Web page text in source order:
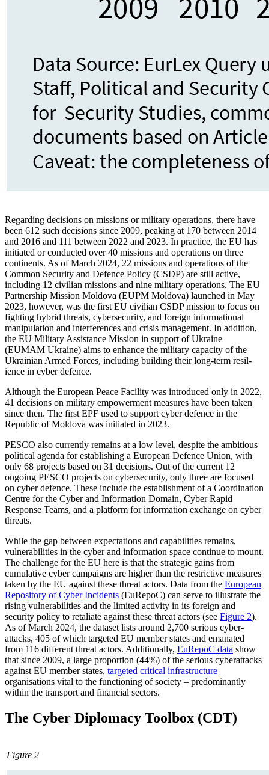
Regarding decisions on missions or military operations, there have
been 612 such decisions since 2009, peaking at 170 between 2014
and 2016 and 111 between 2022 and 2023. In practice, the EU has
initiated or conducted over 40 missions and operations on three
continents. As of March 2024, 22 missions and operations of the
Common Security and Defence Policy (CSDP) are still active,
including 12 civilian missions and nine military operations. The EU
Partnership Mission Moldova (EUPM Moldova) launched in May
2023, however, was the first EU civilian CSDP mission to focus on
fighting hybrid threats, cybersecu­rity, and foreign informational
manipula­tion and interferences and crisis manage­ment. In addition,
the EU Military Assistance Mission in support of Ukraine
(EUMAM Ukraine) aims to enhance the military capacity of the
Ukrainian Armed Forces, in­cluding building their long-term resil­
ience in cyber defence.
Although the European Peace Facility was introduced only in 2022,
41 decisions on military empowerment measures have been taken
since then. The first EPF used to support cyber defence in the
Repub­lic of Moldova was initiated in 2023.
PESCO also currently remains at a low level, despite the ambitious
political agenda for establishing a European Defence Union, with
only 68 projects based on 31 decisions. Out of the current 12
ongoing PESCO pro­jects on cybersecurity, only three are focused
on cyber defence. These include the establishment of a Coordination
Centre for the Cyber and Information Domain, Cyber Rapid
Response Teams, and a platform for information exchange on cyber
threats.
While the gap between expectations and capabilities remains,
vulnerabilities in the cyber and information space continue to mount.
The challenge for the EU here is that the strategic gains from
cumulative cyber campaigns are higher than the restric­tive measures
taken by the EU against these threat actors. Data from the European
Repository of Cyber Incidents (EuRepoC) can serve to illustrate the
rising vulnerabilities and the limited activity in its foreign and
security policy to retaliate against these threat actors (see Figure 2).
As of March 2024, the dataset lists around 2,700 serious cyber­
attacks, 405 of which targeted EU member states and emanated
from 116 dif­ferent threat actors. Additionally, EuRepoC data show
that since 2009, a large proportion (44%) of the serious cyberattacks
against EU member states, targeted critical infrastructure
organisations vital to the functioning of society – predominantly
within the transport and financial sectors.
The Cyber Diplomacy Toolbox (CDT)
Figure 2